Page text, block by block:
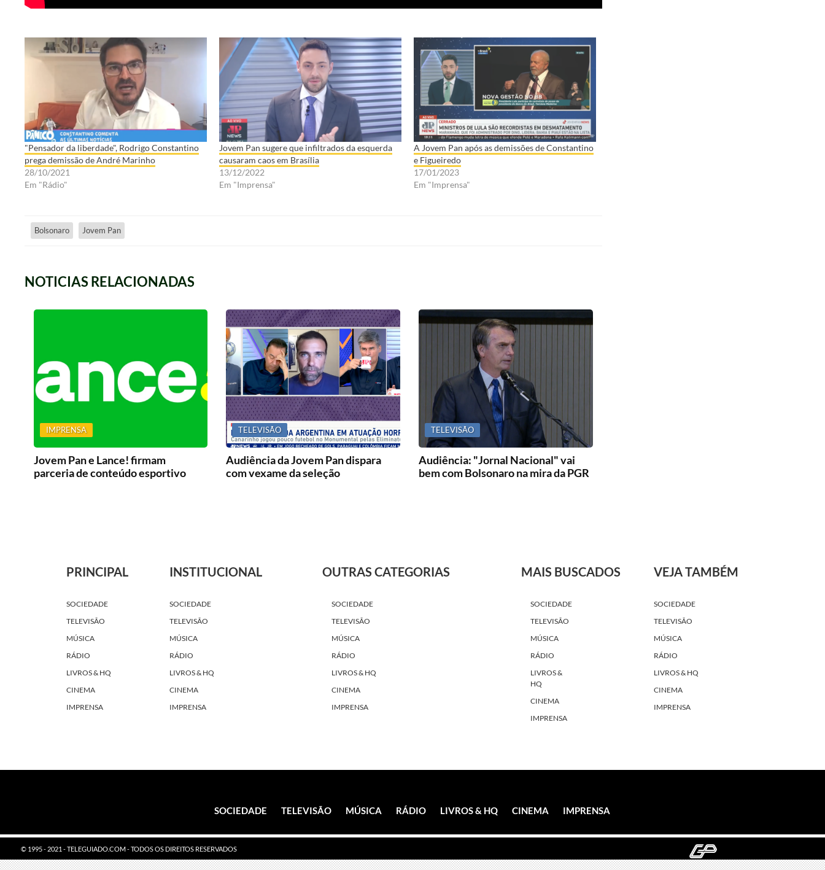
"Pensador da liberdade", Rodrigo Constantino
prega demissão de André Marinho
28/10/2021
Em "Rádio"
Jovem Pan sugere que infiltrados da esquerda
causaram caos em Brasília
13/12/2022
Em "Imprensa"
A Jovem Pan após as demissões de Constantino
e Figueiredo
17/01/2023
Em "Imprensa"
Bolsonaro Jovem Pan
NOTICIAS RELACIONADAS
IMPRENSA
Jovem Pan e Lance! firmam
parceria de conteúdo esportivo
TELEVISÃO
Audiência da Jovem Pan dispara
com vexame da seleção
TELEVISÃO
Audiência: "Jornal Nacional" vai
bem com Bolsonaro na mira da PGR
PRINCIPAL
SOCIEDADE
TELEVISÃO
MÚSICA
RÁDIO
LIVROS & HQ
CINEMA
IMPRENSA
INSTITUCIONAL
SOCIEDADE
TELEVISÃO
MÚSICA
RÁDIO
LIVROS & HQ
CINEMA
IMPRENSA
OUTRAS CATEGORIAS
SOCIEDADE
TELEVISÃO
MÚSICA
RÁDIO
LIVROS & HQ
CINEMA
IMPRENSA
MAIS BUSCADOS
SOCIEDADE
TELEVISÃO
MÚSICA
RÁDIO
LIVROS &
HQ
CINEMA
IMPRENSA
VEJA TAMBÉM
SOCIEDADE
TELEVISÃO
MÚSICA
RÁDIO
LIVROS & HQ
CINEMA
IMPRENSA
SOCIEDADE TELEVISÃO MÚSICA RÁDIO LIVROS & HQ CINEMA IMPRENSA
© 1995 - 2021 - TELEGUIADO.COM - TODOS OS DIREITOS RESERVADOS